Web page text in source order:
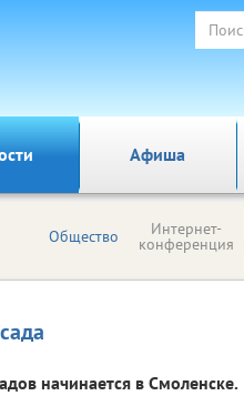
Афиша
Общество Интернет-
конференция
начинается в Смоленске.